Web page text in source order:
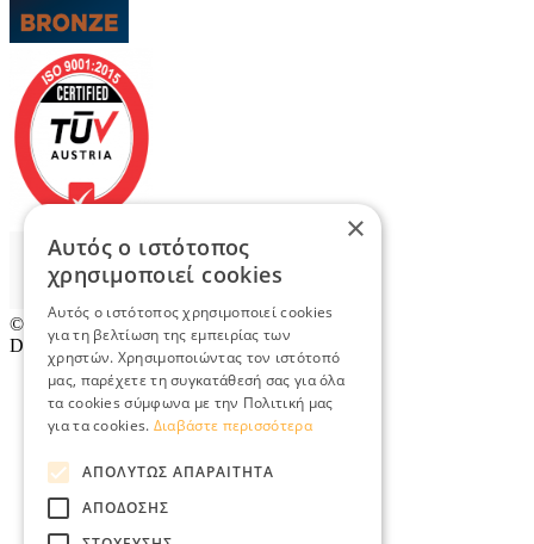
© 2026TradeRetail.gr- All rights reserved
Designed & developed byNETMECHANICS
×
Αυτός ο ιστότοπος
χρησιμοποιεί cookies
Αυτός ο ιστότοπος χρησιμοποιεί cookies
για τη βελτίωση της εμπειρίας των
χρηστών. Χρησιμοποιώντας τον ιστότοπό
μας, παρέχετε τη συγκατάθεσή σας για όλα
τα cookies σύμφωνα με την Πολιτική μας
για τα cookies. Διαβάστε περισσότερα
ΑΠΟΛΎΤΩΣ ΑΠΑΡΑΊΤΗΤΑ
ΑΠΌΔΟΣΗΣ